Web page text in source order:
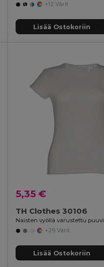
+12 Värit
Lisää Ostokoriin
5,35 €
TH Clothes 30106
Naisten vyöllä varustettu
+29 Värit
Lisää Ostokoriin